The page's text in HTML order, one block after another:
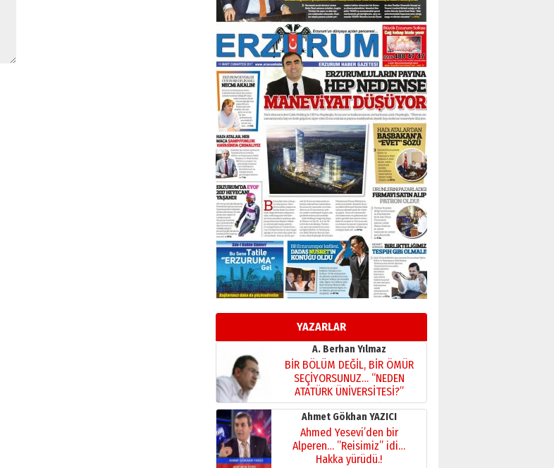
YAZARLAR
Esat BİNDESEN
Başkan Sekmen’den Erzurum’a
bir vizyon proje daha!
02 Ağustos 2026 Pazar
Kadir SABUNCUOĞLU
Erzurumspor’un köşe taşları
29 Haziran 2026 Pazartesi
Kenan GÜLERCİ
Murat Şahsuvaroğlu ERKON’da
çıtayı yukarı taşırken,
yönetimdekiler aşağı
çekmemeli!
17 Şubat 2026 SalıOrhan BOZKURT
Bir fotoğraf, bir şehir, bir
gazeteci… Dizginler kimin
elinde?
A. Berhan Yılmaz
BİR BÖLÜM DEĞİL, BİR ÖMÜR
SEÇİYORSUNUZ… “NEDEN
ATATÜRK ÜNİVERSİTESİ?”
28 Temmuz 2026 Salı
Ahmet Gökhan YAZICI
Ahmed Yesevi’den bir
Alperen… ”Reisimiz” idi…
Hakka yürüdü.!